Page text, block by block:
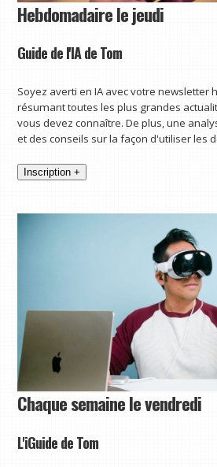
Hebdomadaire le jeudi
Guide de l'IA de Tom
Soyez averti en IA avec votre newsletter
résumant toutes les plus grandes
vous devez connaître. De plus, une
et des conseils sur la façon d'utiliser les
Inscription +
Chaque semaine le vendredi
L'iGuide de Tom